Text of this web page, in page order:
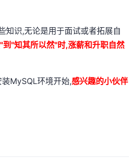
知识,无论是用于面试或者拓展自
"知其所以然"时,涨薪和升职自然
MySQL环境开始,感兴趣的小伙伴